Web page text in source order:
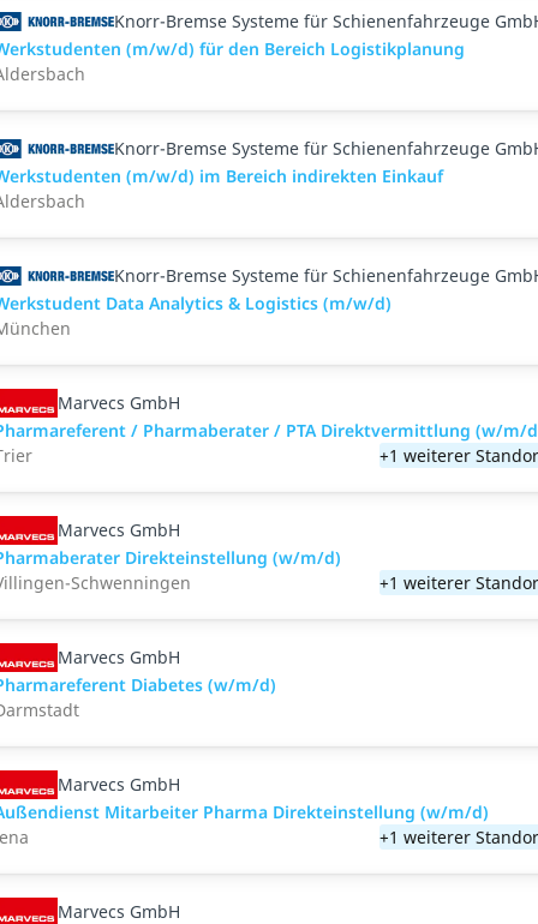
Knorr-Bremse Systeme für Schienenfahrzeuge
(m/w/d) für den Bereich Logistikplanung
Knorr-Bremse Systeme für Schienenfahrzeuge
(m/w/d) im Bereich indirekten Einkauf
Knorr-Bremse Systeme für Schienenfahrzeuge
Data Analytics & Logistics (m/w/d)
Marvecs GmbH
/ Pharmaberater / PTA Direktvermittlung (w/m/
+1 weiterer
Marvecs GmbH
Direkteinstellung (w/m/d)
Schwenningen
+1 weiterer
Marvecs GmbH
Diabetes (w/m/d)
Marvecs GmbH
Mitarbeiter Pharma Direkteinstellung (w/m/d)
+1 weiterer
Marvecs GmbH